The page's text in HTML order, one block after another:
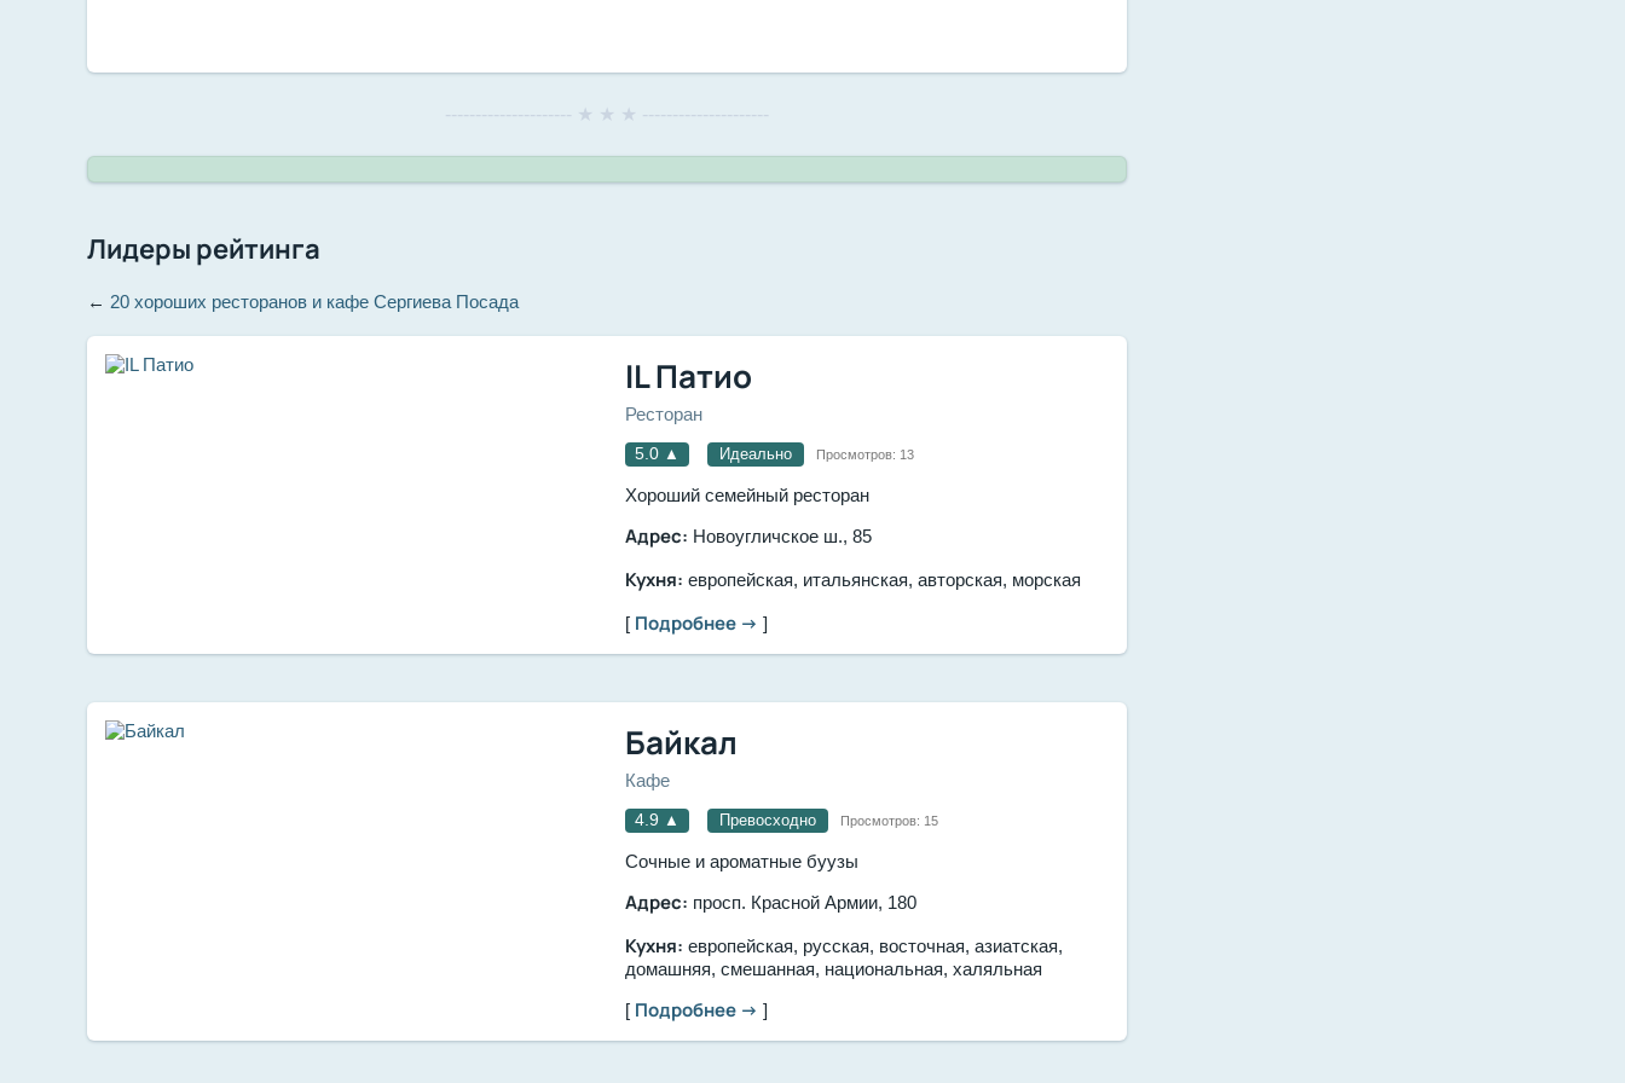
--------------------- ★ ★ ★ ---------------------
Лидеры рейтинга
← 20 хороших ресторанов и кафе Сергиева Посада
IL Патио
Ресторан
5.0 ▲ Идеально Просмотров: 13
Хороший семейный ресторан
Адрес: Новоугличское ш., 85
Кухня: европейская, итальянская, авторская, морская
[ Подробнее → ]
Байкал
Кафе
4.9 ▲ Превосходно Просмотров: 15
Сочные и ароматные буузы
Адрес: просп. Красной Армии, 180
Кухня: европейская, русская, восточная, азиатская,
домашняя, смешанная, национальная, халяльная
[ Подробнее → ]